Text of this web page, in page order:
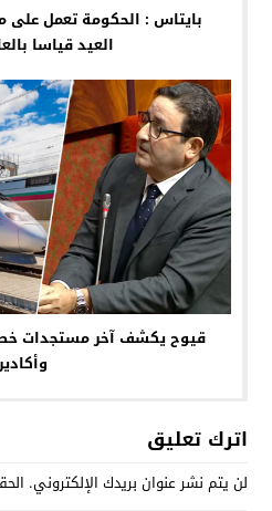
بايتاس : الحكومة تعمل على
العيد قياسا
اترك تعليق
لن يتم نشر عنوان بريدك الإلكتروني.